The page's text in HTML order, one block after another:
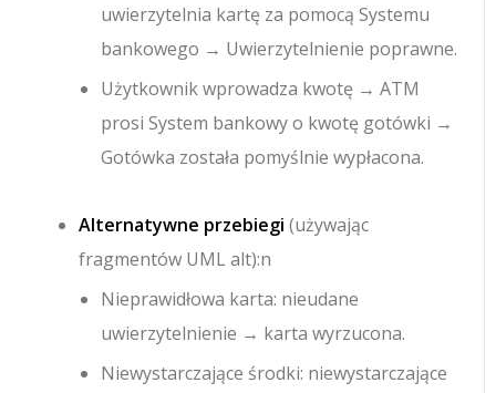
uwierzytelnia kartę za pomocą Systemu
bankowego → Uwierzytelnienie poprawne.
Użytkownik wprowadza kwotę → ATM
prosi System bankowy o kwotę gotówki →
Gotówka została pomyślnie wypłacona.
Alternatywne przebiegi (używając
fragmentów UML alt):n
Nieprawidłowa karta: nieudane
uwierzytelnienie → karta wyrzucona.
Niewystarczające środki: niewystarczające